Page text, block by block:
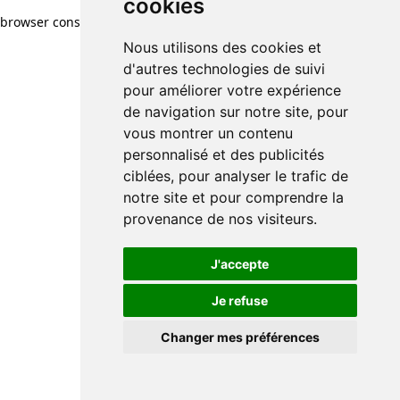
cookies
Nous utilisons des cookies et
d'autres technologies de suivi
pour améliorer votre expérience
de navigation sur notre site, pour
vous montrer un contenu
personnalisé et des publicités
ciblées, pour analyser le trafic de
notre site et pour comprendre la
provenance de nos visiteurs.
J'accepte
Je refuse
Changer mes préférences
browser console for more information)